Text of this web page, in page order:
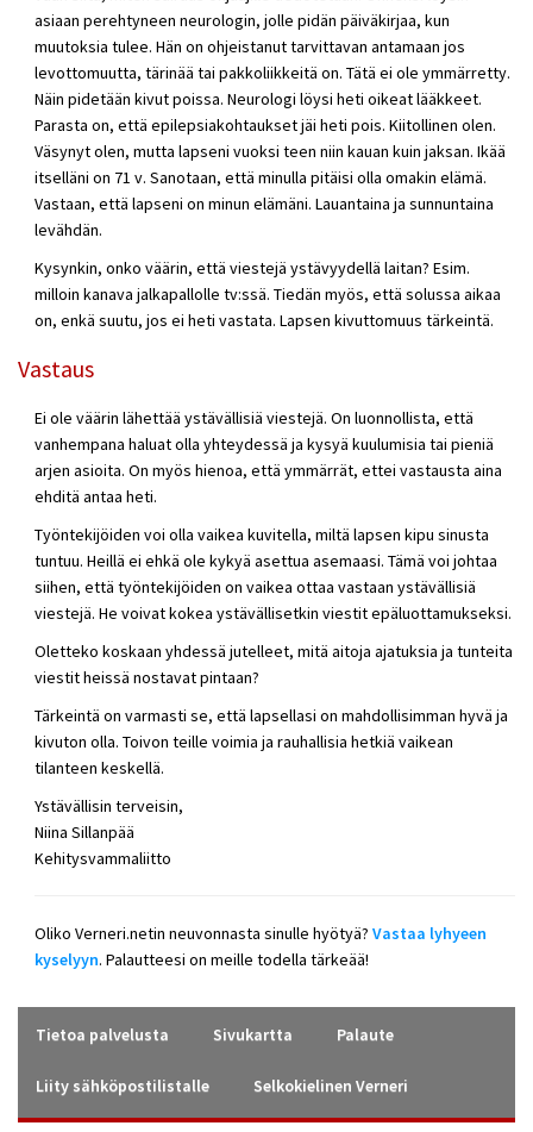
asiaan perehtyneen neurologin, jolle pidän päiväkirjaa, kun
muutoksia tulee. Hän on ohjeistanut tarvittavan antamaan jos
levottomuutta, tärinää tai pakkoliikkeitä on. Tätä ei ole ymmärretty.
Näin pidetään kivut poissa. Neurologi löysi heti oikeat lääkkeet.
Parasta on, että epilepsiakohtaukset jäi heti pois. Kiitollinen olen.
Väsynyt olen, mutta lapseni vuoksi teen niin kauan kuin jaksan. Ikää
itselläni on 71 v. Sanotaan, että minulla pitäisi olla omakin elämä.
Vastaan, että lapseni on minun elämäni. Lauantaina ja sunnuntaina
levähdän.
Kysynkin, onko väärin, että viestejä ystävyydellä laitan? Esim.
milloin kanava jalkapallolle tv:ssä. Tiedän myös, että solussa aikaa
on, enkä suutu, jos ei heti vastata. Lapsen kivuttomuus tärkeintä.
Vastaus
Ei ole väärin lähettää ystävällisiä viestejä. On luonnollista, että
vanhempana haluat olla yhteydessä ja kysyä kuulumisia tai pieniä
arjen asioita. On myös hienoa, että ymmärrät, ettei vastausta aina
ehditä antaa heti.
Työntekijöiden voi olla vaikea kuvitella, miltä lapsen kipu sinusta
tuntuu. Heillä ei ehkä ole kykyä asettua asemaasi. Tämä voi johtaa
siihen, että työntekijöiden on vaikea ottaa vastaan ystävällisiä
viestejä. He voivat kokea ystävällisetkin viestit epäluottamukseksi.
Oletteko koskaan yhdessä jutelleet, mitä aitoja ajatuksia ja tunteita
viestit heissä nostavat pintaan?
Tärkeintä on varmasti se, että lapsellasi on mahdollisimman hyvä ja
kivuton olla. Toivon teille voimia ja rauhallisia hetkiä vaikean
tilanteen keskellä.
Ystävällisin terveisin,
Niina Sillanpää
Kehitysvammaliitto
Oliko Verneri.netin neuvonnasta sinulle hyötyä? Vastaa lyhyeen
kyselyyn. Palautteesi on meille todella tärkeää!
Tietoa palvelusta Sivukartta Palaute
Liity sähköpostilistalle Selkokielinen Verneri